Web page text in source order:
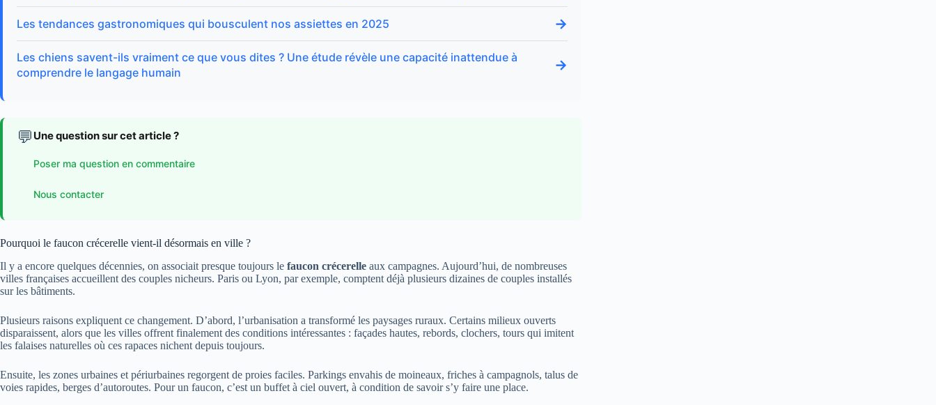
Les tendances gastronomiques qui bousculent nos assiettes en 2025 →
Les chiens savent-ils vraiment ce que vous dites ? Une étude révèle une capacité inattendue à
comprendre le langage humain
→
💬 Une question sur cet article ?
Poser ma question en commentaire
Nous contacter
Pourquoi le faucon crécerelle vient‑il désormais en ville ?
Il y a encore quelques décennies, on associait presque toujours le faucon crécerelle aux campagnes. Aujourd’hui, de nombreuses
villes françaises accueillent des couples nicheurs. Paris ou Lyon, par exemple, comptent déjà plusieurs dizaines de couples installés
sur les bâtiments.
Plusieurs raisons expliquent ce changement. D’abord, l’urbanisation a transformé les paysages ruraux. Certains milieux ouverts
disparaissent, alors que les villes offrent finalement des conditions intéressantes : façades hautes, rebords, clochers, tours qui imitent
les falaises naturelles où ces rapaces nichent depuis toujours.
Ensuite, les zones urbaines et périurbaines regorgent de proies faciles. Parkings envahis de moineaux, friches à campagnols, talus de
voies rapides, berges d’autoroutes. Pour un faucon, c’est un buffet à ciel ouvert, à condition de savoir s’y faire une place.